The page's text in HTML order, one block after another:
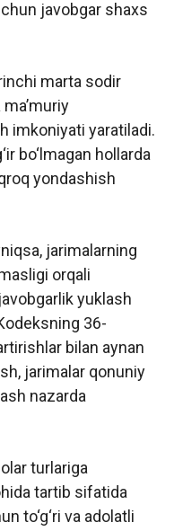
javobgar shaxs
marta sodir
imkoniyati yaratiladi.
bo‘lmagan hollarda
yondashish
jarimalarning
orqali
yuklash
36-
bilan aynan
jarimalar qonuniy
nazarda
turlariga
tartib sifatida
to‘g‘ri va adolatli